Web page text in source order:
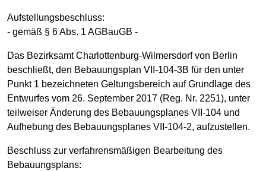
Aufstellungsbeschluss:
- gemäß § 6 Abs. 1 AGBauGB -
Das Bezirksamt Charlottenburg-Wilmersdorf von Berlin
beschließt, den Bebauungsplan VII-104-3B für den unter
Punkt 1 bezeichneten Geltungsbereich auf Grundlage des
Entwurfes vom 26. September 2017 (Reg. Nr. 2251), unter
teilweiser Änderung des Bebauungsplanes VII-104 und
Aufhebung des Bebauungsplanes VII-104-2, aufzustellen.
Beschluss zur verfahrensmäßigen Bearbeitung des
Bebauungsplans: